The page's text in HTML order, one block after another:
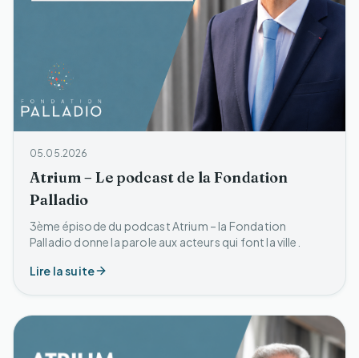
05.05.2026
Atrium – Le podcast de la Fondation
Palladio
3ème épisode du podcast Atrium – la Fondation
Palladio donne la parole aux acteurs qui font la ville.
Lire la suite